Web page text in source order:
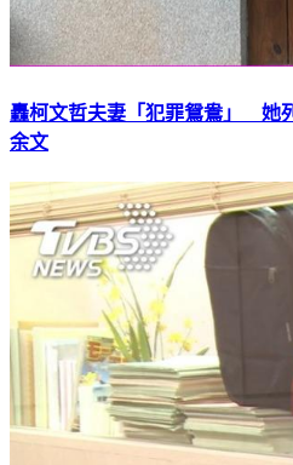
轟柯文哲夫妻「犯罪鴛鴦」 她
余文